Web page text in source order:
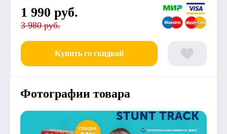
1 990 руб.
3 980 руб.
Купить со скидкой
Фотографии товара